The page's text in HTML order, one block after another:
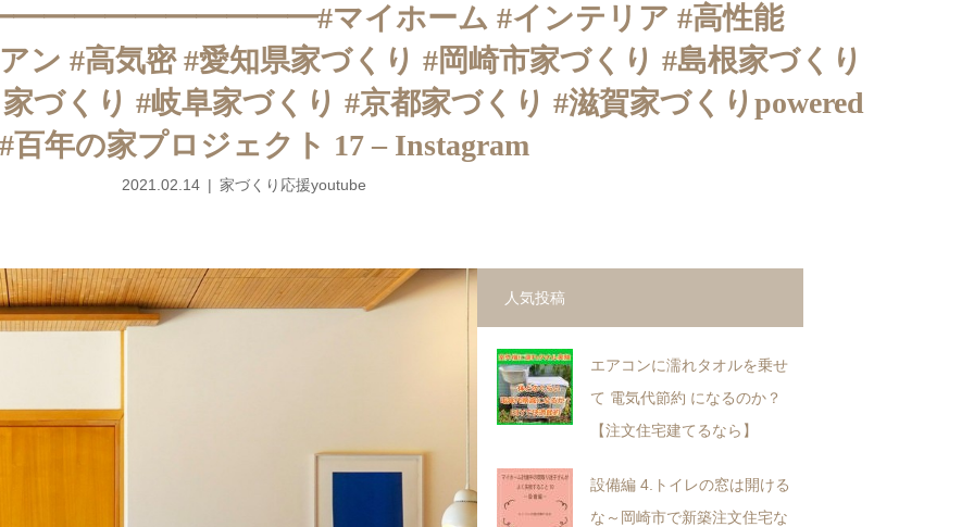
マイホーム #インテリア #高性能
ン #高気密 #愛知県家づくり #岡崎市家づくり #島根家づくり
づくり #岐阜家づくり #京都家づくり #滋賀家づくりpowered
百年の家プロジェクト 17 – Instagram
2021.02.14 家づくり応援youtube
人気投稿
エアコンに濡れタオルを乗せ
て 電気代節約 になるのか？
【注文住宅建てるなら】
設備編 4.トイレの窓は開ける
な～岡崎市で新築注文住宅な